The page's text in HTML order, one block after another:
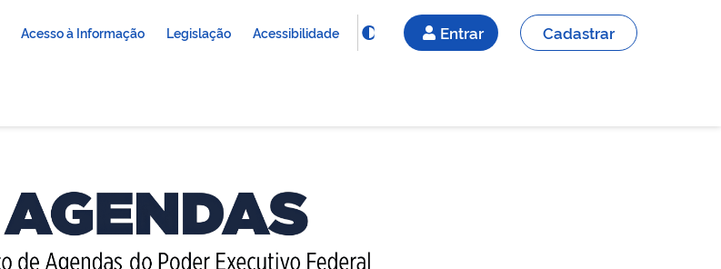
Acesso à Informação Legislação Acessibilidade Entrar Cadastrar